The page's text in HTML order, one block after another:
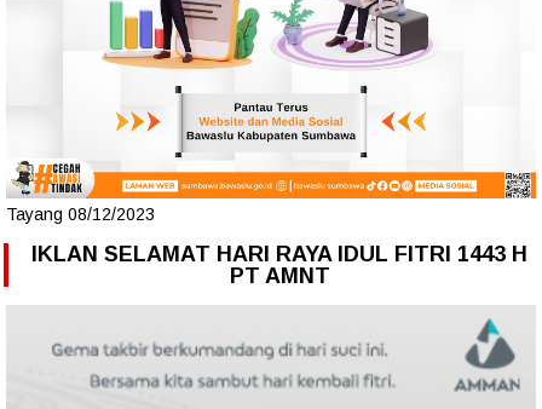
Tayang 08/12/2023
IKLAN SELAMAT HARI RAYA IDUL FITRI 1443 H
PT AMNT